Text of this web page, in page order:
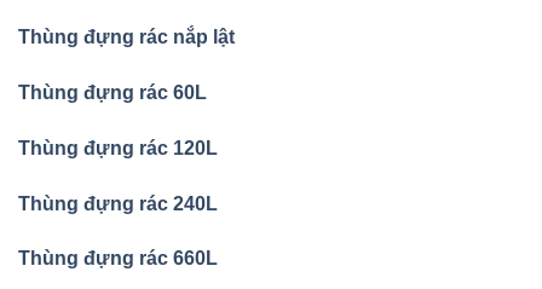
Thùng đựng rác nắp lật
Thùng đựng rác 60L
Thùng đựng rác 120L
Thùng đựng rác 240L
Thùng đựng rác 660L